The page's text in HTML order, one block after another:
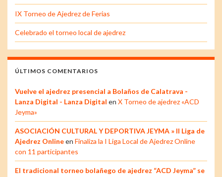
IX Torneo de Ajedrez de Ferias
Celebrado el torneo local de ajedrez
ÚLTIMOS COMENTARIOS
Vuelve el ajedrez presencial a Bolaños de Calatrava -
Lanza Digital - Lanza Digital en X Torneo de ajedrez «ACD
Jeyma»
ASOCIACIÓN CULTURAL Y DEPORTIVA JEYMA » II Liga de
Ajedrez Onlineen Finaliza la I Liga Local de Ajedrez Online
con 11 participantes
El tradicional torneo bolañego de ajedrez “ACD Jeyma” se